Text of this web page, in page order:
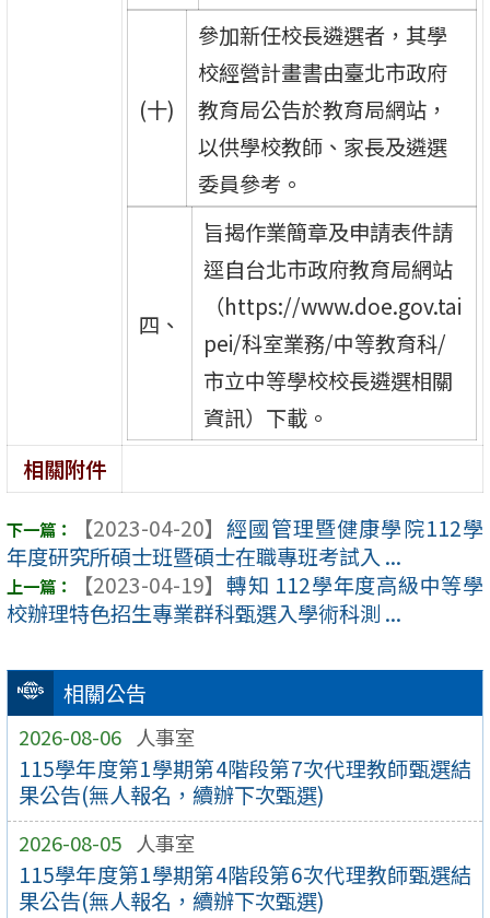
相關公告
2026-08-06 人事室
115學年度第1學期第4階段第7次代理教師甄選結
果公告(無人報名，續辦下次甄選)
2026-08-05 人事室
115學年度第1學期第4階段第6次代理教師甄選結
果公告(無人報名，續辦下次甄選)
(十)
參加新任校長遴選者，其學
校經營計畫書由臺北市政府
教育局公告於教育局網站，
以供學校教師、家長及遴選
委員參考。
四、
旨揭作業簡章及申請表件請
逕自台北市政府教育局網站
（https://www.doe.gov.tai
pei/科室業務/中等教育科/
市立中等學校校長遴選相關
資訊）下載。
相關附件
【2023-04-20】 經國管理暨健康學院112學
年度研究所碩士班暨碩士在職專班考試入 ...
【2023-04-19】 轉知 112學年度高級中等學
校辦理特色招生專業群科甄選入學術科測 ...